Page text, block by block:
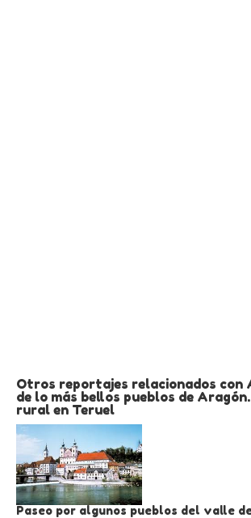
Otros reportajes relacionados con
de lo más bellos pueblos de
rural en Teruel
Paseo por algunos pueblos del valle